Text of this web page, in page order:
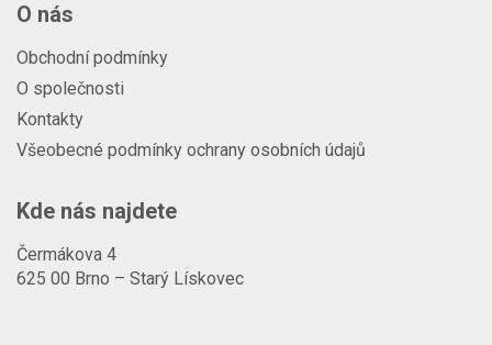
O nás
Obchodní podmínky
O společnosti
Kontakty
Všeobecné podmínky ochrany osobních údajů
Kde nás najdete
Čermákova 4
625 00 Brno – Starý Lískovec